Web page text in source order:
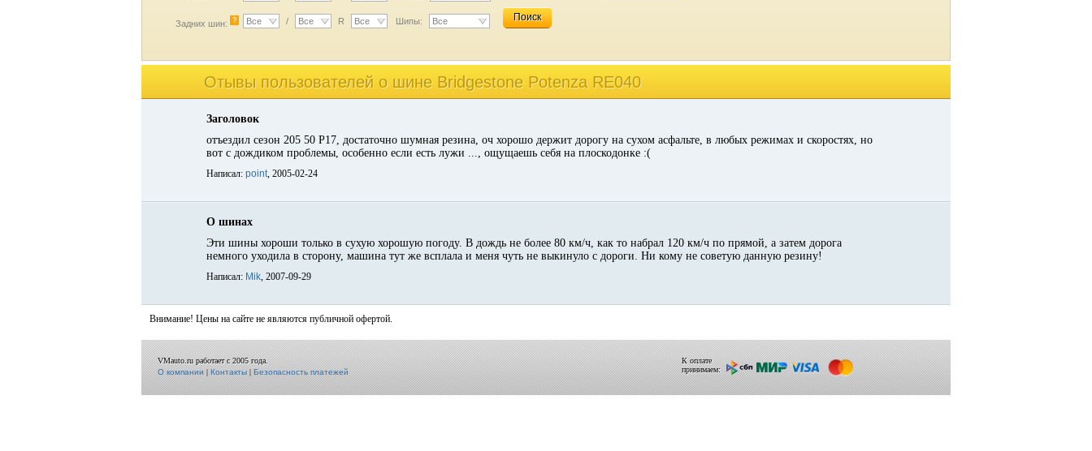
Задних шин: ? Все / Все R Все Шипы: Все Поиск
Отывы пользователей o шине Bridgestone Potenza RE040
Заголовок
отъездил сезон 205 50 Р17, достаточно шумная резина, оч хорошо держит дорогу на сухом асфальте, в любых режимах и скоростях, но
вот с дождиком проблемы, особенно если есть лужи ..., ощущаешь себя на плоскодонке :(
Написал: point, 2005-02-24
О шинах
Эти шины хороши только в сухую хорошую погоду. В дождь не более 80 км/ч, как то набрал 120 км/ч по прямой, а затем дорога
немного уходила в сторону, машина тут же всплала и меня чуть не выкинуло с дороги. Ни кому не советую данную резину!
Написал: Mik, 2007-09-29
Внимание! Цены на сайте не являются публичной офертой.
VMauto.ru работает с 2005 года.
О компании|Контакты|Безопасность платежей
К оплате
принимаем: